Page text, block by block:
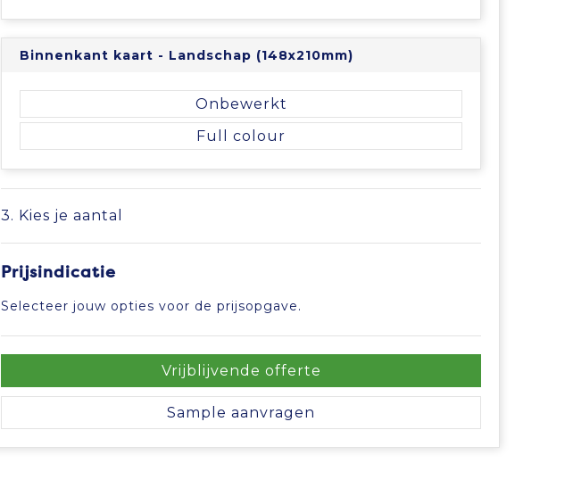
Binnenkant kaart - Landschap (148x210mm)
Onbewerkt
Full colour
3. Kies je aantal
Prijsindicatie
Selecteer jouw opties voor de prijsopgave.
Vrijblijvende offerte
Sample aanvragen